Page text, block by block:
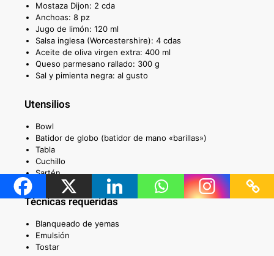
Mostaza Dijon: 2 cda
Anchoas: 8 pz
Jugo de limón: 120 ml
Salsa inglesa (Worcestershire): 4 cdas
Aceite de oliva virgen extra: 400 ml
Queso parmesano rallado: 300 g
Sal y pimienta negra: al gusto
Utensilios
Bowl
Batidor de globo (batidor de mano «barillas»)
Tabla
Cuchillo
Sartén
Técnicas requeridas
Blanqueado de yemas
Emulsión
Tostar